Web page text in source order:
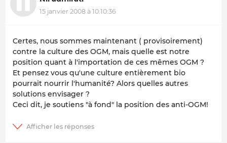
15 janvier 2008 à 10:10:36
Certes, nous sommes maintenant ( provisoirement)
contre la culture des OGM, mais quelle est notre
position quant à l'importation de ces mêmes OGM ?
Et pensez vous qu'une culture entièrement bio
pourrait nourrir l'humanité? Alors quelles autres
solutions envisager ?
Ceci dit, je soutiens "à fond" la position des anti-OGM!